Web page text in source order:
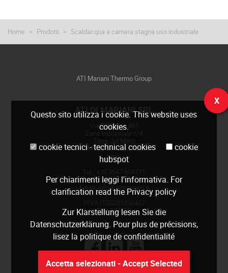
Questo sito utilizza i cookie. This website uses
cookies.
cookie tecnici - technical cookies
cookie
hubspot
Per chiarimenti leggi l'informativa. For
clarification read the Privacy policy
Zur Klarstellung lesen Sie die
Datenschutzerklärung. Pour plus de précisions,
lisez la politique de confidentialité
Accetta selezionati - Accept Selected
X
Home Prodotti Scaldacqua a camera stagna uso industriale
ATI Mariani Thermo Group
ATI DI MARIANI SRL
Via E. Mattei, 461
47522 Cesena (FC)
Italia
Web:www.atimariani.it
Email: info@atimariani.it
REA 143693